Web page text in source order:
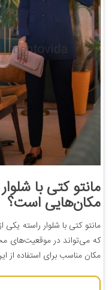
مانتو کتی با
مکان‌هایی است؟
مانتو کتی با شلوار راسته
که می‌تواند در موقعیت‌های
مکان مناسب برای استفاده از